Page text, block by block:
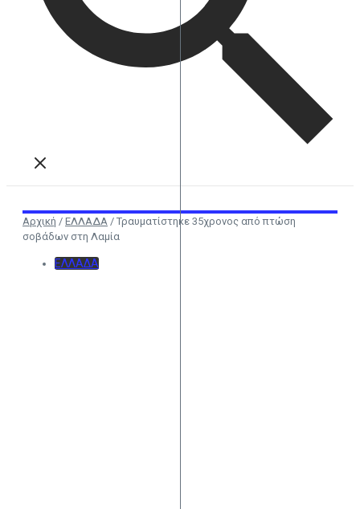
Αρχική / ΕΛΛΑΔΑ / Τραυματίστηκε 35χρονος από πτώση
σοβάδων στη Λαμία
ΕΛΛΑΔΑ